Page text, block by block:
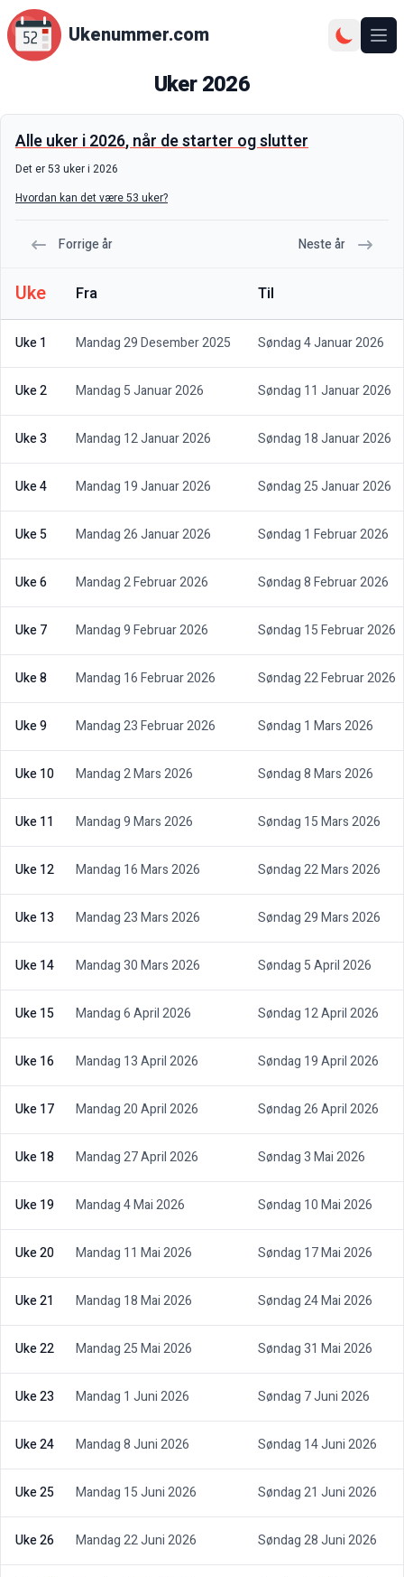
Ukenummer.com
Uker2026
Alle uker i2026, når de starter og slutter
Det er53 uker i 2026
Hvordan kan det være 53 uker?
Forrige år Neste år
Uke Fra Til
Uke 1 Mandag 29 Desember 2025 Søndag 4 Januar 2026
Uke 2 Mandag 5 Januar 2026 Søndag 11 Januar 2026
Uke 3 Mandag 12 Januar 2026 Søndag 18 Januar 2026
Uke 4 Mandag 19 Januar 2026 Søndag 25 Januar 2026
Uke 5 Mandag 26 Januar 2026 Søndag 1 Februar 2026
Uke 6 Mandag 2 Februar 2026 Søndag 8 Februar 2026
Uke 7 Mandag 9 Februar 2026 Søndag 15 Februar 2026
Uke 8 Mandag 16 Februar 2026 Søndag 22 Februar 2026
Uke 9 Mandag 23 Februar 2026 Søndag 1 Mars 2026
Uke 10 Mandag 2 Mars 2026 Søndag 8 Mars 2026
Uke 11 Mandag 9 Mars 2026 Søndag 15 Mars 2026
Uke 12 Mandag 16 Mars 2026 Søndag 22 Mars 2026
Uke 13 Mandag 23 Mars 2026 Søndag 29 Mars 2026
Uke 14 Mandag 30 Mars 2026 Søndag 5 April 2026
Uke 15 Mandag 6 April 2026 Søndag 12 April 2026
Uke 16 Mandag 13 April 2026 Søndag 19 April 2026
Uke 17 Mandag 20 April 2026 Søndag 26 April 2026
Uke 18 Mandag 27 April 2026 Søndag 3 Mai 2026
Uke 19 Mandag 4 Mai 2026 Søndag 10 Mai 2026
Uke 20 Mandag 11 Mai 2026 Søndag 17 Mai 2026
Uke 21 Mandag 18 Mai 2026 Søndag 24 Mai 2026
Uke 22 Mandag 25 Mai 2026 Søndag 31 Mai 2026
Uke 23 Mandag 1 Juni 2026 Søndag 7 Juni 2026
Uke 24 Mandag 8 Juni 2026 Søndag 14 Juni 2026
Uke 25 Mandag 15 Juni 2026 Søndag 21 Juni 2026
Uke 26 Mandag 22 Juni 2026 Søndag 28 Juni 2026